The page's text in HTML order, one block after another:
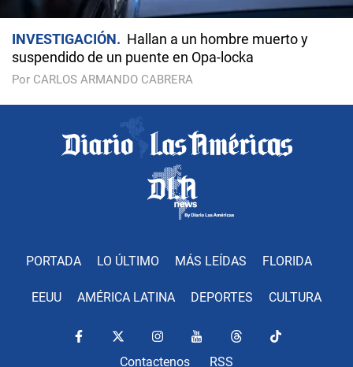
INVESTIGACIÓN
Hallan a un hombre muerto y
suspendido de un puente en Opa-locka
Por CARLOS ARMANDO CABRERA
PORTADA LO ÚLTIMO MÁS LEÍDAS FLORIDA
EEUU AMÉRICA LATINA DEPORTES CULTURA
Contactenos RSS